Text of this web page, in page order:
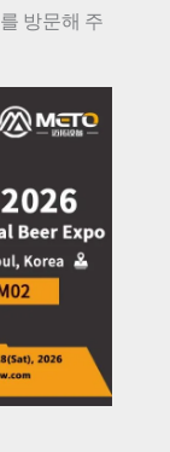
방문해 주